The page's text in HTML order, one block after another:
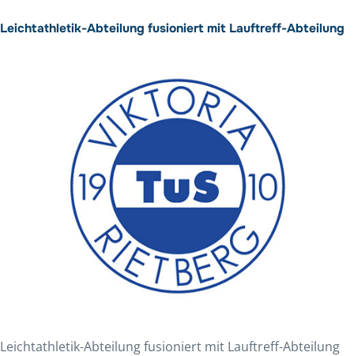
Leichtathletik-Abteilung fusioniert mit Lauftreff-Abteilung
Leichtathletik-Abteilung fusioniert mit Lauftreff-Abteilung